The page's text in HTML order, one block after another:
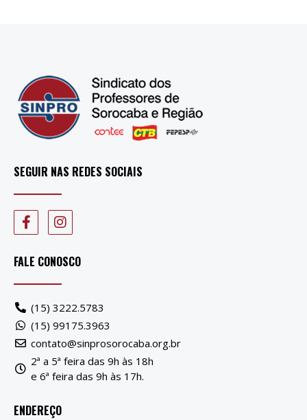
SEGUIR NAS REDES SOCIAIS
FALE CONOSCO
(15) 3222.5783
(15) 99175.3963
contato@sinprosorocaba.org.br
2ª a 5ª feira das 9h às 18h
e 6ª feira das 9h às 17h.
ENDEREÇO